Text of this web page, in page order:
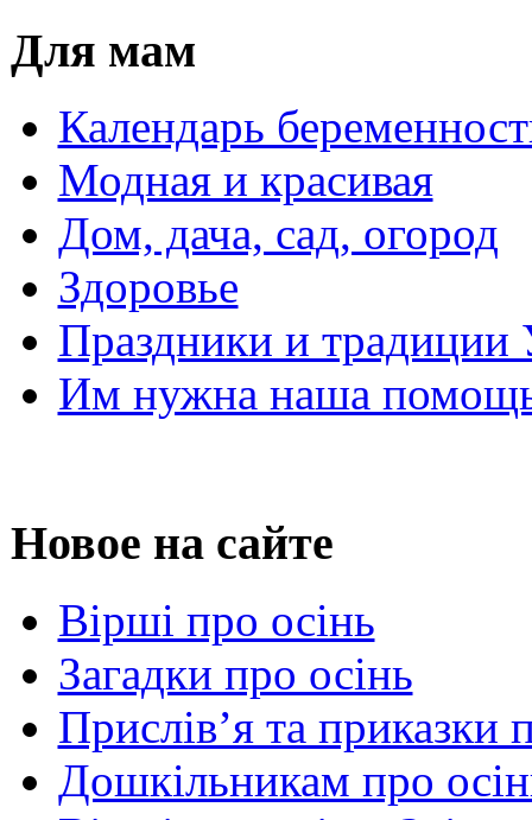
Для мам
Календарь
Модная и красивая
Дом, дача, сад, огород
Здоровье
Праздники и традиции
Им нужна наша
Новое на сайте
Вірші про осінь
Загадки про осінь
Прислів’я та приказки
Дошкільникам про